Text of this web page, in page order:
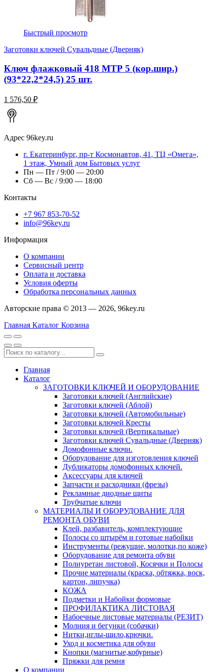
Быстрый просмотр
Заготовки ключей Сувальдные (Дверняк)
Ключ флажковый 418 МТР 5 (кор.шир.)
(93*22,2*24,5) 25 шт.
1 576,50 ₽
Адрес 96key.ru
г. Екатеринбург, пр-т Космонавтов, 41, ТЦ «Омега»,
1 этаж, Умный дом Бытовых услуг
Пн — Пт / 9:00 — 20:00
Сб — Вс / 9:00 — 18:00
Контакты
+7 967 853-70-52
info@96key.ru
Информация
О компании
Сервисный центр
Оплата и доставка
Условия оферты
Обработка персональных данных
Авторские права © 2013 — 2026, 96key.ru
Главная Каталог Корзина
Главная
Каталог
ЗАГОТОВКИ КЛЮЧЕЙ И ОБОРУДОВАНИЕ
Заготовки ключей (Английские)
Заготовки ключей (Аблой)
Заготовки ключей (Автомобильные)
Заготовки ключей Кресты
Заготовки ключей (Вертикальные)
Заготовки ключей Сувальдные (Дверняк)
Домофонные ключи.
Оборудование для изготовления ключей
Дубликаторы домофонных ключей.
Аксессуары для ключей
Запчасти и расходники (фрезы)
Рекламные диодные щиты
Трубчатые ключи
МАТЕРИАЛЫ И ОБОРУДОВАНИЕ ДЛЯ
РЕМОНТА ОБУВИ
Клей, разбавитель, комплектующие
Полосы со штырём и готовые набойки
Инструменты (режущие, молотки,по коже)
Оборудование для ремонта обуви
Полиуретан листовой, Косячки и Полосы
Прочие материалы (краска, обтяжка, воск,
картон, липучка)
КОЖА
Подметки и Набойки формовые
ПРОФИЛАКТИКА ЛИСТОВАЯ
Набоечные листовые материалы (РЕЗИТ)
Молния и бегунки (собачки)
Нитки,иглы-шило,крючки.
Уход и косметика для обуви
Кнопки (магнитые,кобурные)
Пряжки для ремня
О компании